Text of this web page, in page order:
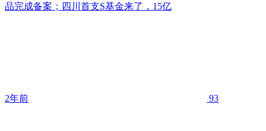
品完成备案；四川首支S基金来了，15亿
2年前 93